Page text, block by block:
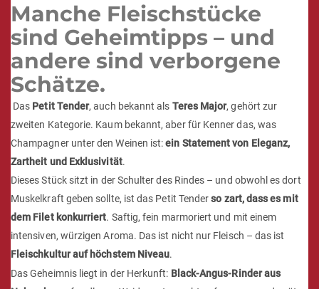
Manche Fleischstücke
sind Geheimtipps – und
andere sind verborgene
Schätze.
Das Petit Tender, auch bekannt als Teres Major, gehört zur
zweiten Kategorie. Kaum bekannt, aber für Kenner das, was
Champagner unter den Weinen ist:ein Statement von Eleganz,
Zartheit und Exklusivität.
Dieses Stück sitzt in der Schulter des Rindes – und obwohl es dort
Muskelkraft geben sollte, ist das Petit Tenderso zart, dass es mit
dem Filet konkurriert. Saftig, fein marmoriert und mit einem
intensiven, würzigen Aroma. Das ist nicht nur Fleisch – das ist
Fleischkultur auf höchstem Niveau.
Das Geheimnis liegt in der Herkunft: Black-Angus-Rinder aus